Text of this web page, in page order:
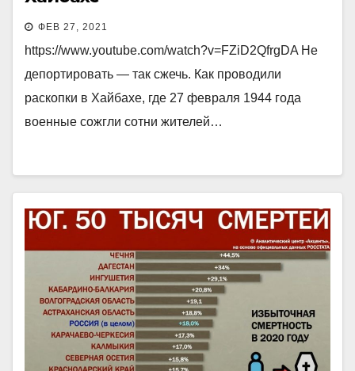
ФЕВ 27, 2021
https://www.youtube.com/watch?v=FZiD2QfrgDA Не
депортировать — так сжечь. Как проводили
раскопки в Хайбахе, где 27 февраля 1944 года
военные сожгли сотни жителей…